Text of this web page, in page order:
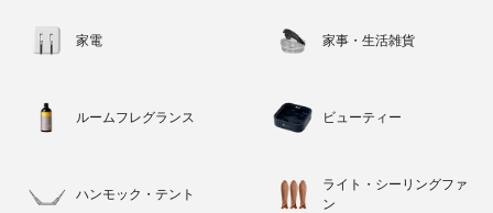
家電 家事・生活雑貨
ルームフレグランス ビューティー
ハンモック・テント
ライト・シーリングファ
ン